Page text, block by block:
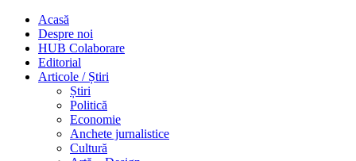
Acasă
Despre noi
HUB Colaborare
Editorial
Articole / Știri
Știri
Politică
Economie
Anchete jurnalistice
Cultură